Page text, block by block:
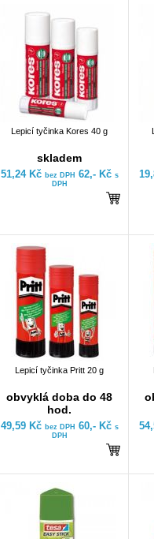
Lepicí tyčinka Kores 40 g
skladem
51,24 Kč bez DPH 62,- Kč s
DPH
Lepicí tyčinka Pritt 20 g
obvyklá doba do 48
hod.
49,59 Kč bez DPH 60,- Kč s
DPH